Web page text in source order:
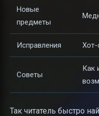
Новые
предметы
Исправления Хот-
Советы
Как
Так читатель быстро